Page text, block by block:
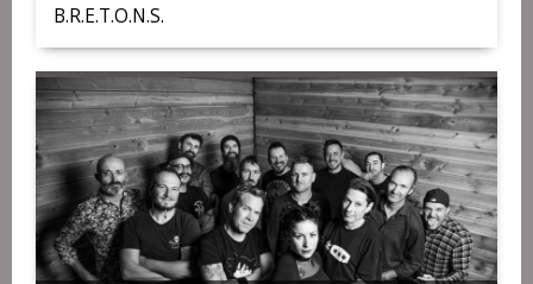
B.R.E.T.O.N.S.